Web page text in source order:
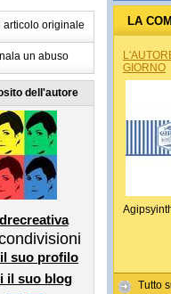
articolo originale
un abuso
dell'autore
suo profilo
il suo blog
LA
GIORNO
Tutto